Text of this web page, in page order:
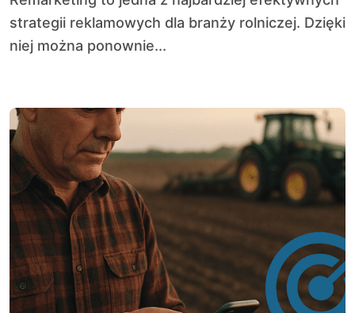
strategii reklamowych dla branży rolniczej. Dzięki
niej można ponownie...